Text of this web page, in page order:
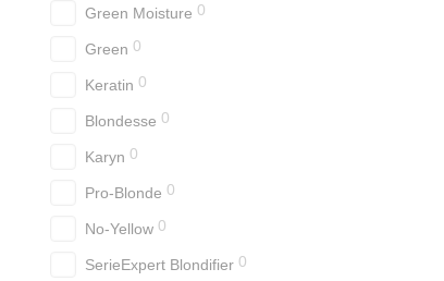
Green Moisture 0
Green 0
Keratin 0
Blondesse 0
Karyn 0
Pro-Blonde 0
No-Yellow 0
SerieExpert Blondifier 0